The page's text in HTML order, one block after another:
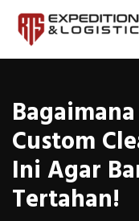
Custom
Ini Agar
Tertahan!